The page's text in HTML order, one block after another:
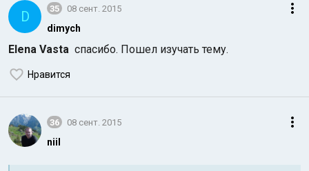
D 35 08 сент. 2015
dimych
Elena Vasta спасибо. Пошел изучать тему.
Нравится
36 08 сент. 2015
niil